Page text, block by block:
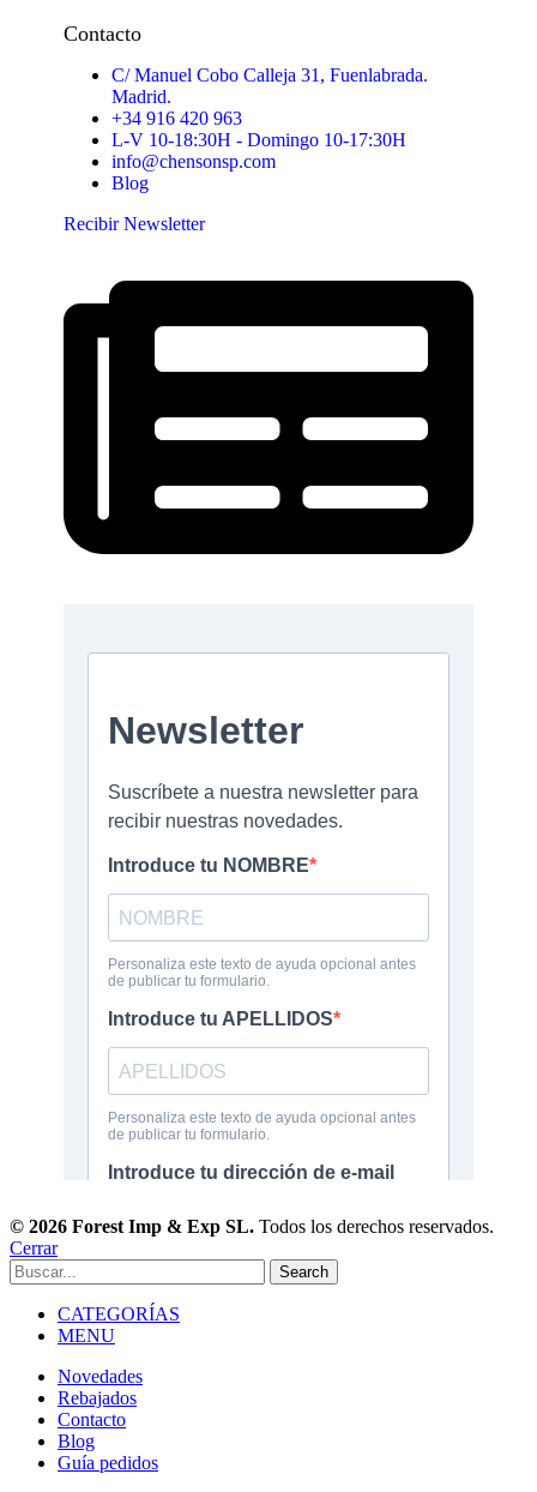
Contacto
C/ Manuel Cobo Calleja 31, Fuenlabrada.
Madrid.
+34 916 420 963
L-V 10-18:30H - Domingo 10-17:30H
info@chensonsp.com
Blog
Recibir Newsletter
© 2026 Forest Imp & Exp SL. Todos los derechos reservados.
Cerrar
Search
CATEGORÍAS
MENU
Novedades
Rebajados
Contacto
Blog
Guía pedidos